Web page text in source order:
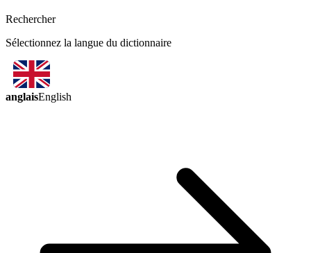
Rechercher
Sélectionnez la langue du dictionnaire
anglaisEnglish